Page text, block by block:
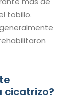
tobillo.
generalmente
cicatrizo?